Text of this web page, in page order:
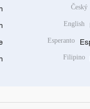
Český
English
Esperanto
Filipino